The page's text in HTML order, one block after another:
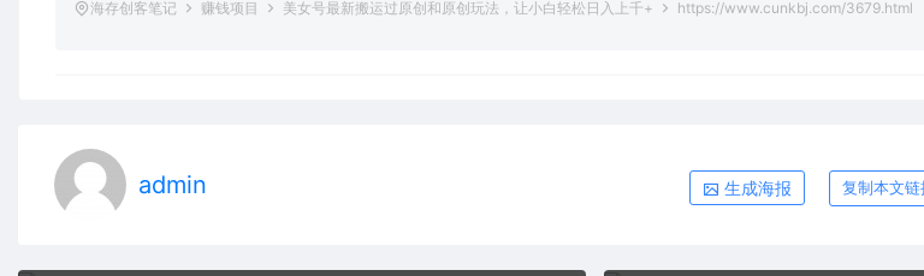
海存创客笔记 赚钱项目 美女号最新搬运过原创和原创玩法，让小白轻松日入上千+ https://www.cunkbj.com/3679.html
admin 生成海报 复制本文链